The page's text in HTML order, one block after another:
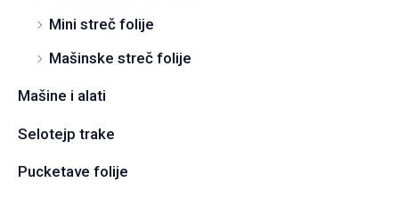
Mini streč folije
Mašinske streč folije
Mašine i alati
Selotejp trake
Pucketave folije